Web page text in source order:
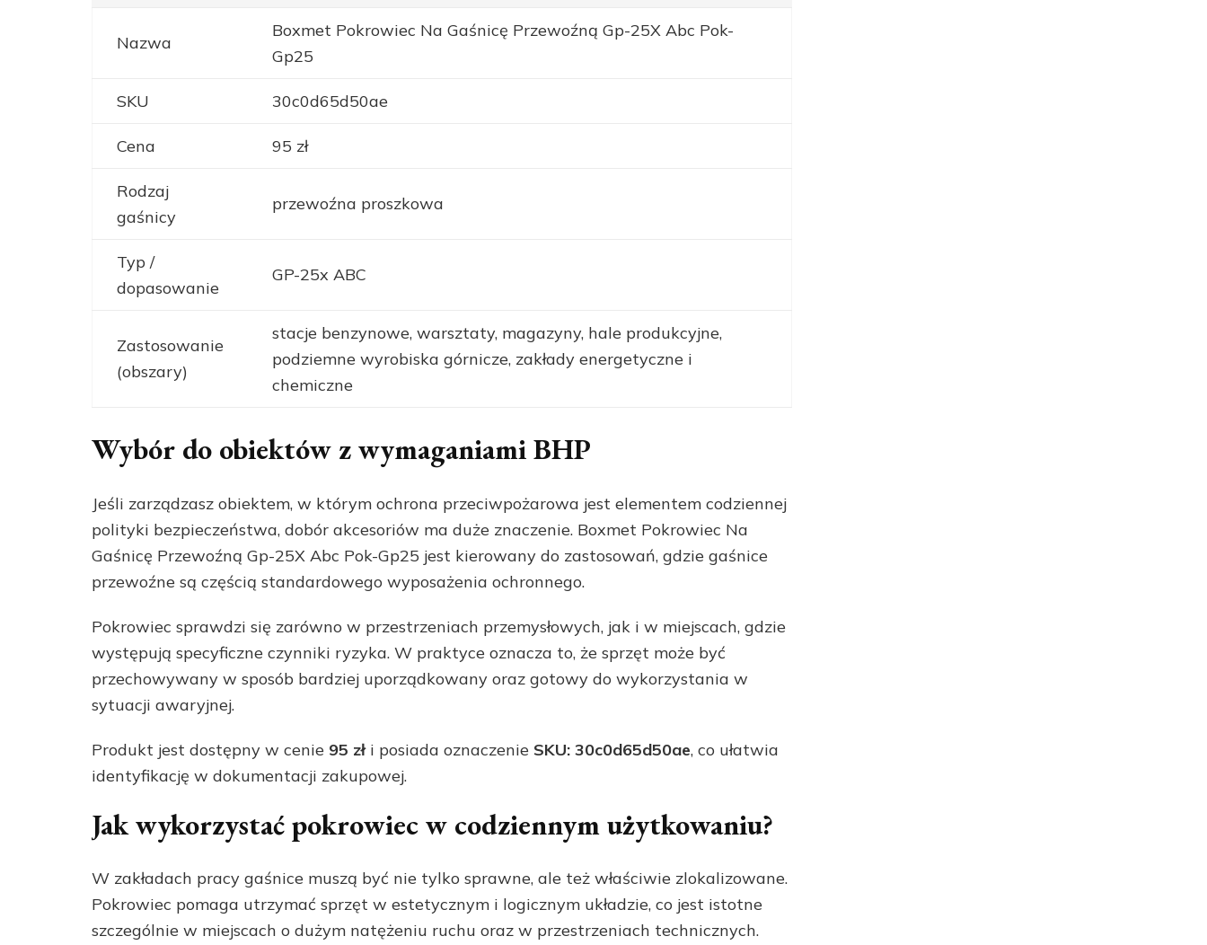
Nazwa
Boxmet Pokrowiec Na Gaśnicę Przewoźną Gp-25X Abc Pok-
Gp25
SKU 30c0d65d50ae
Cena 95 zł
Rodzaj
gaśnicy
przewoźna proszkowa
Typ /
dopasowanie
GP-25x ABC
Zastosowanie
(obszary)
stacje benzynowe, warsztaty, magazyny, hale produkcyjne,
podziemne wyrobiska górnicze, zakłady energetyczne i
chemiczne
Wybór do obiektów z wymaganiami BHP
Jeśli zarządzasz obiektem, w którym ochrona przeciwpożarowa jest elementem codziennej
polityki bezpieczeństwa, dobór akcesoriów ma duże znaczenie. Boxmet Pokrowiec Na
Gaśnicę Przewoźną Gp-25X Abc Pok-Gp25 jest kierowany do zastosowań, gdzie gaśnice
przewoźne są częścią standardowego wyposażenia ochronnego.
Pokrowiec sprawdzi się zarówno w przestrzeniach przemysłowych, jak i w miejscach, gdzie
występują specyficzne czynniki ryzyka. W praktyce oznacza to, że sprzęt może być
przechowywany w sposób bardziej uporządkowany oraz gotowy do wykorzystania w
sytuacji awaryjnej.
Produkt jest dostępny w cenie 95 złi posiada oznaczenie SKU: 30c0d65d50ae, co ułatwia
identyfikację w dokumentacji zakupowej.
Jak wykorzystać pokrowiec w codziennym użytkowaniu?
W zakładach pracy gaśnice muszą być nie tylko sprawne, ale też właściwie zlokalizowane.
Pokrowiec pomaga utrzymać sprzęt w estetycznym i logicznym układzie, co jest istotne
szczególnie w miejscach o dużym natężeniu ruchu oraz w przestrzeniach technicznych.